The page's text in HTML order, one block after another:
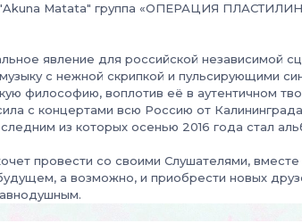
"Akuna Matata" группа «ОПЕРАЦИЯ
явление для российской независимой
с нежной скрипкой и пульсирующими
философию, воплотив её в аутентичном
с концертами всю Россию от
из которых осенью 2016 года стал
провести со своими Слушателями,
а возможно, и приобрести новых